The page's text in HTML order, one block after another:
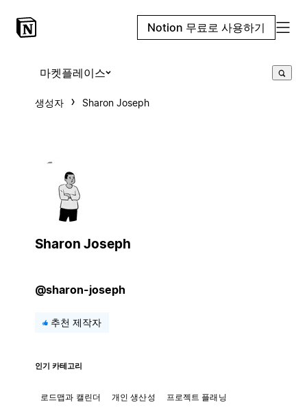
Notion 무료로 사용하기
마켓플레이스
생성자 Sharon Joseph
Sharon Joseph
@sharon-joseph
추천 제작자
인기 카테고리
로드맵과 캘린더 개인 생산성 프로젝트 플래닝